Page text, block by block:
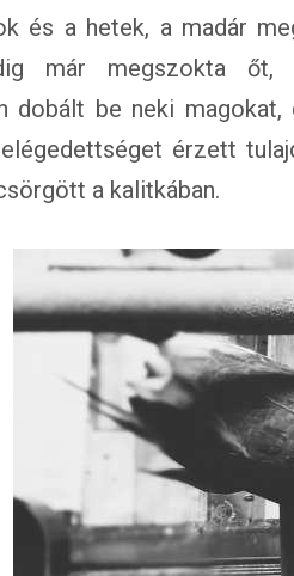
és a hetek, a madár
már megszokta
dobált be neki
érzett
a kalitkában.